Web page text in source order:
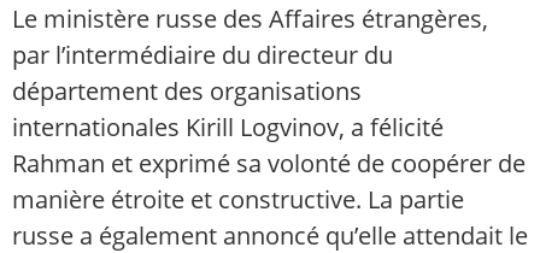
Le ministère russe des Affaires étrangères,
par l’intermédiaire du directeur du
département des organisations
internationales Kirill Logvinov, a félicité
Rahman et exprimé sa volonté de coopérer de
manière étroite et constructive. La partie
russe a également annoncé qu’elle attendait le